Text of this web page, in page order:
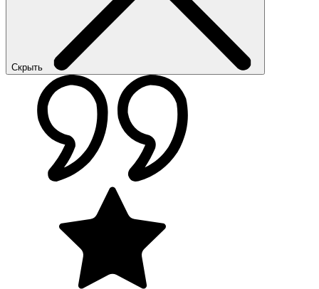
Скрыть